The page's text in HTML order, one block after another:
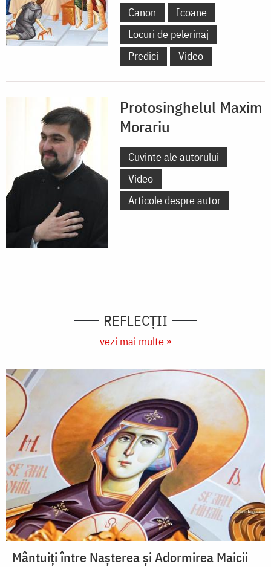
Canon
Icoane
Locuri de pelerinaj
Predici
Video
Protosinghelul Maxim
Morariu
Cuvinte ale autorului
Video
Articole despre autor
REFLECȚII
vezi mai multe »
Mântuiți între Nașterea și Adormirea Maicii